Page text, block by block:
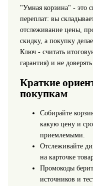
"Умная корзина" - это
переплат: вы
отслеживание цены,
скидку, а покупку
Ключ - считать
гарантия) и не
Краткие
покупкам
Собирайте
какую цену и
приемлемыми.
Отслеживайте
на карточке
Промокоды
источников и